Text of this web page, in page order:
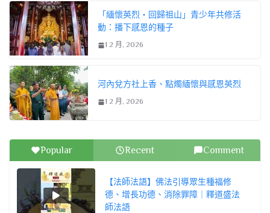
「緬懷英烈・回歸祖山」青少年共修活
動：播下感恩的種子
1 2 月, 2026
河內兌方社上香、點燭緬懷與感恩英烈
1 2 月, 2026
Popular Recent Comment
【法師法語】佛法引導眾生種福修
德、增長功德、消除罪障｜釋道盛法
師法語